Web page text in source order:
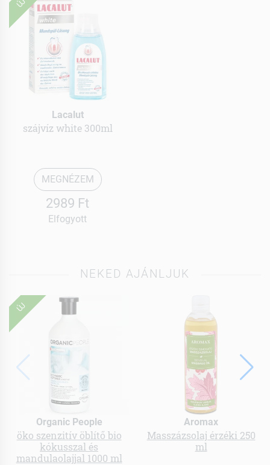
ÚJ
Lacalut
szájvíz white 300ml
MEGNÉZEM
2989 Ft
Elfogyott
NEKED AJÁNLJUK
ÚJ
Organic People
öko szenzitív öblítő bio
kókusszal és
mandulaolajjal 1000 ml
Aromax
Masszázsolaj érzéki 250
ml